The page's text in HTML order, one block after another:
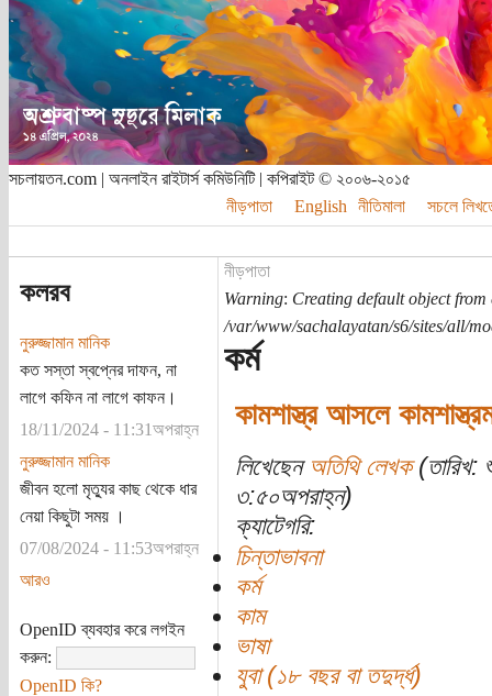
সচলায়তন.com | অনলাইন রাইটার্স কমিউনিটি | কপিরাইট © ২০০৬-২০১৫
নীড়পাতা
English নীতিমালা সচলে
কলরব
নুরুজ্জামান মানিক
কত সস্তা স্বপ্নের দাফন, না
লাগে কফিন না লাগে কাফন।
18/11/2024 - 11:31অপরাহ্ন
নুরুজ্জামান মানিক
জীবন হলো মৃত্যুর কাছ থেকে ধার
নেয়া কিছুটা সময় ।
07/08/2024 - 11:53অপরাহ্ন
আরও
OpenID ব্যবহার করে লগইন
করুন:
OpenID কি?
নীড়পাতা
Warning: Creating default object from
/var/www/sachalayatan/s6/sites/all/
কর্ম
কামশাস্ত্র আসলে
লিখেছেন অতিথি লেখক(তারিখ:
৩:৫০অপরাহ্ন)
ক্যাটেগরি:
চিন্তাভাবনা
কর্ম
কাম
ভাষা
যুবা (১৮ বছর বা তদুর্দ্ধ)